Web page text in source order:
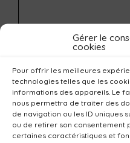
Gérer le
cookies
Pour offrir les meilleures
technologies telles que les
informations des appareils. Le
nous permettra de traiter des
de navigation ou les ID uniques
ou de retirer son consentement
certaines caractéristiques et
Particulier
En cochant cette case
formulaire, je donne mon
traitement et à l'utilisation
communiquées. Je suis